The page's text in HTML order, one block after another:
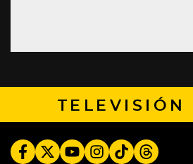
TELEVISIÓN
FacebookTwitterYoutubeInstagram
TikTokThreads